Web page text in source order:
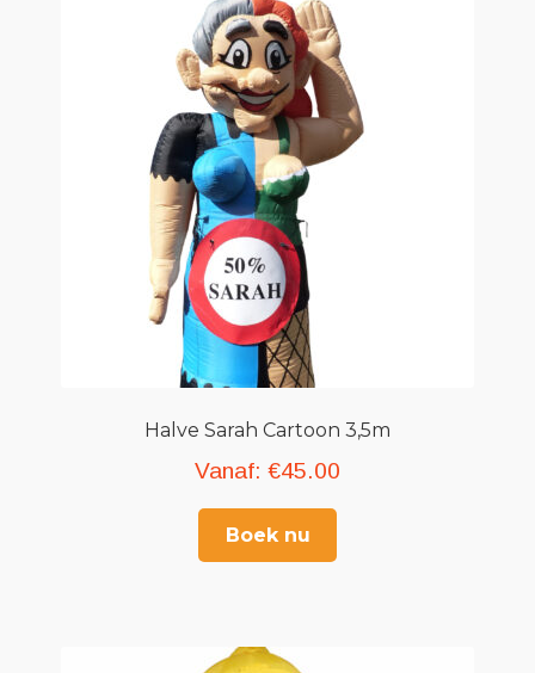
Halve Sarah Cartoon 3,5m
Vanaf: €45.00
Boek nu